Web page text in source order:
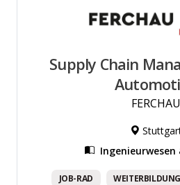
Supply Chain
FERCHAU
Ingenieurwesen
JOB-RAD